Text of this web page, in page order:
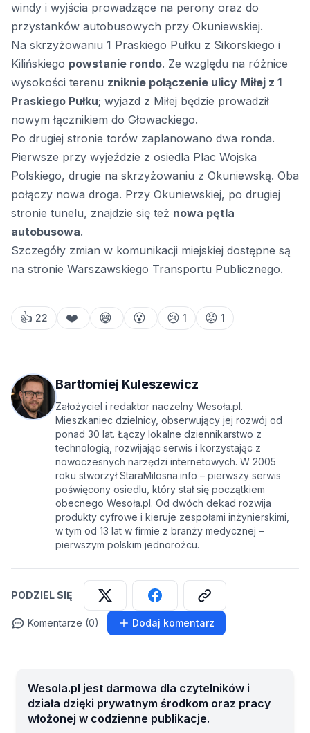
windy i wyjścia prowadzące na perony oraz do
przystanków autobusowych przy Okuniewskiej.
Na skrzyżowaniu 1 Praskiego Pułku z Sikorskiego i
Kilińskiego powstanie rondo. Ze względu na różnice
wysokości terenu zniknie połączenie ulicy Miłej z 1
Praskiego Pułku; wyjazd z Miłej będzie prowadził
nowym łącznikiem do Głowackiego.
Po drugiej stronie torów zaplanowano dwa ronda.
Pierwsze przy wyjeździe z osiedla Plac Wojska
Polskiego, drugie na skrzyżowaniu z Okuniewską. Oba
połączy nowa droga. Przy Okuniewskiej, po drugiej
stronie tunelu, znajdzie się też nowa pętla
autobusowa.
Szczegóły zmian w komunikacji miejskiej dostępne są
na stronie Warszawskiego Transportu Publicznego.
👍 22 ❤️ 😄 😮 😢 1 😡 1
Bartłomiej Kuleszewicz
Założyciel i redaktor naczelny Wesoła.pl.
Mieszkaniec dzielnicy, obserwujący jej rozwój od
ponad 30 lat. Łączy lokalne dziennikarstwo z
technologią, rozwijając serwis i korzystając z
nowoczesnych narzędzi internetowych. W 2005
roku stworzył StaraMilosna.info – pierwszy serwis
poświęcony osiedlu, który stał się początkiem
obecnego Wesoła.pl. Od dwóch dekad rozwija
produkty cyfrowe i kieruje zespołami inżynierskimi,
w tym od 13 lat w firmie z branży medycznej –
pierwszym polskim jednorożcu.
PODZIEL SIĘ
Komentarze (0) Dodaj komentarz
Wesola.pl jest darmowa dla czytelników i
działa dzięki prywatnym środkom oraz pracy
włożonej w codzienne publikacje.